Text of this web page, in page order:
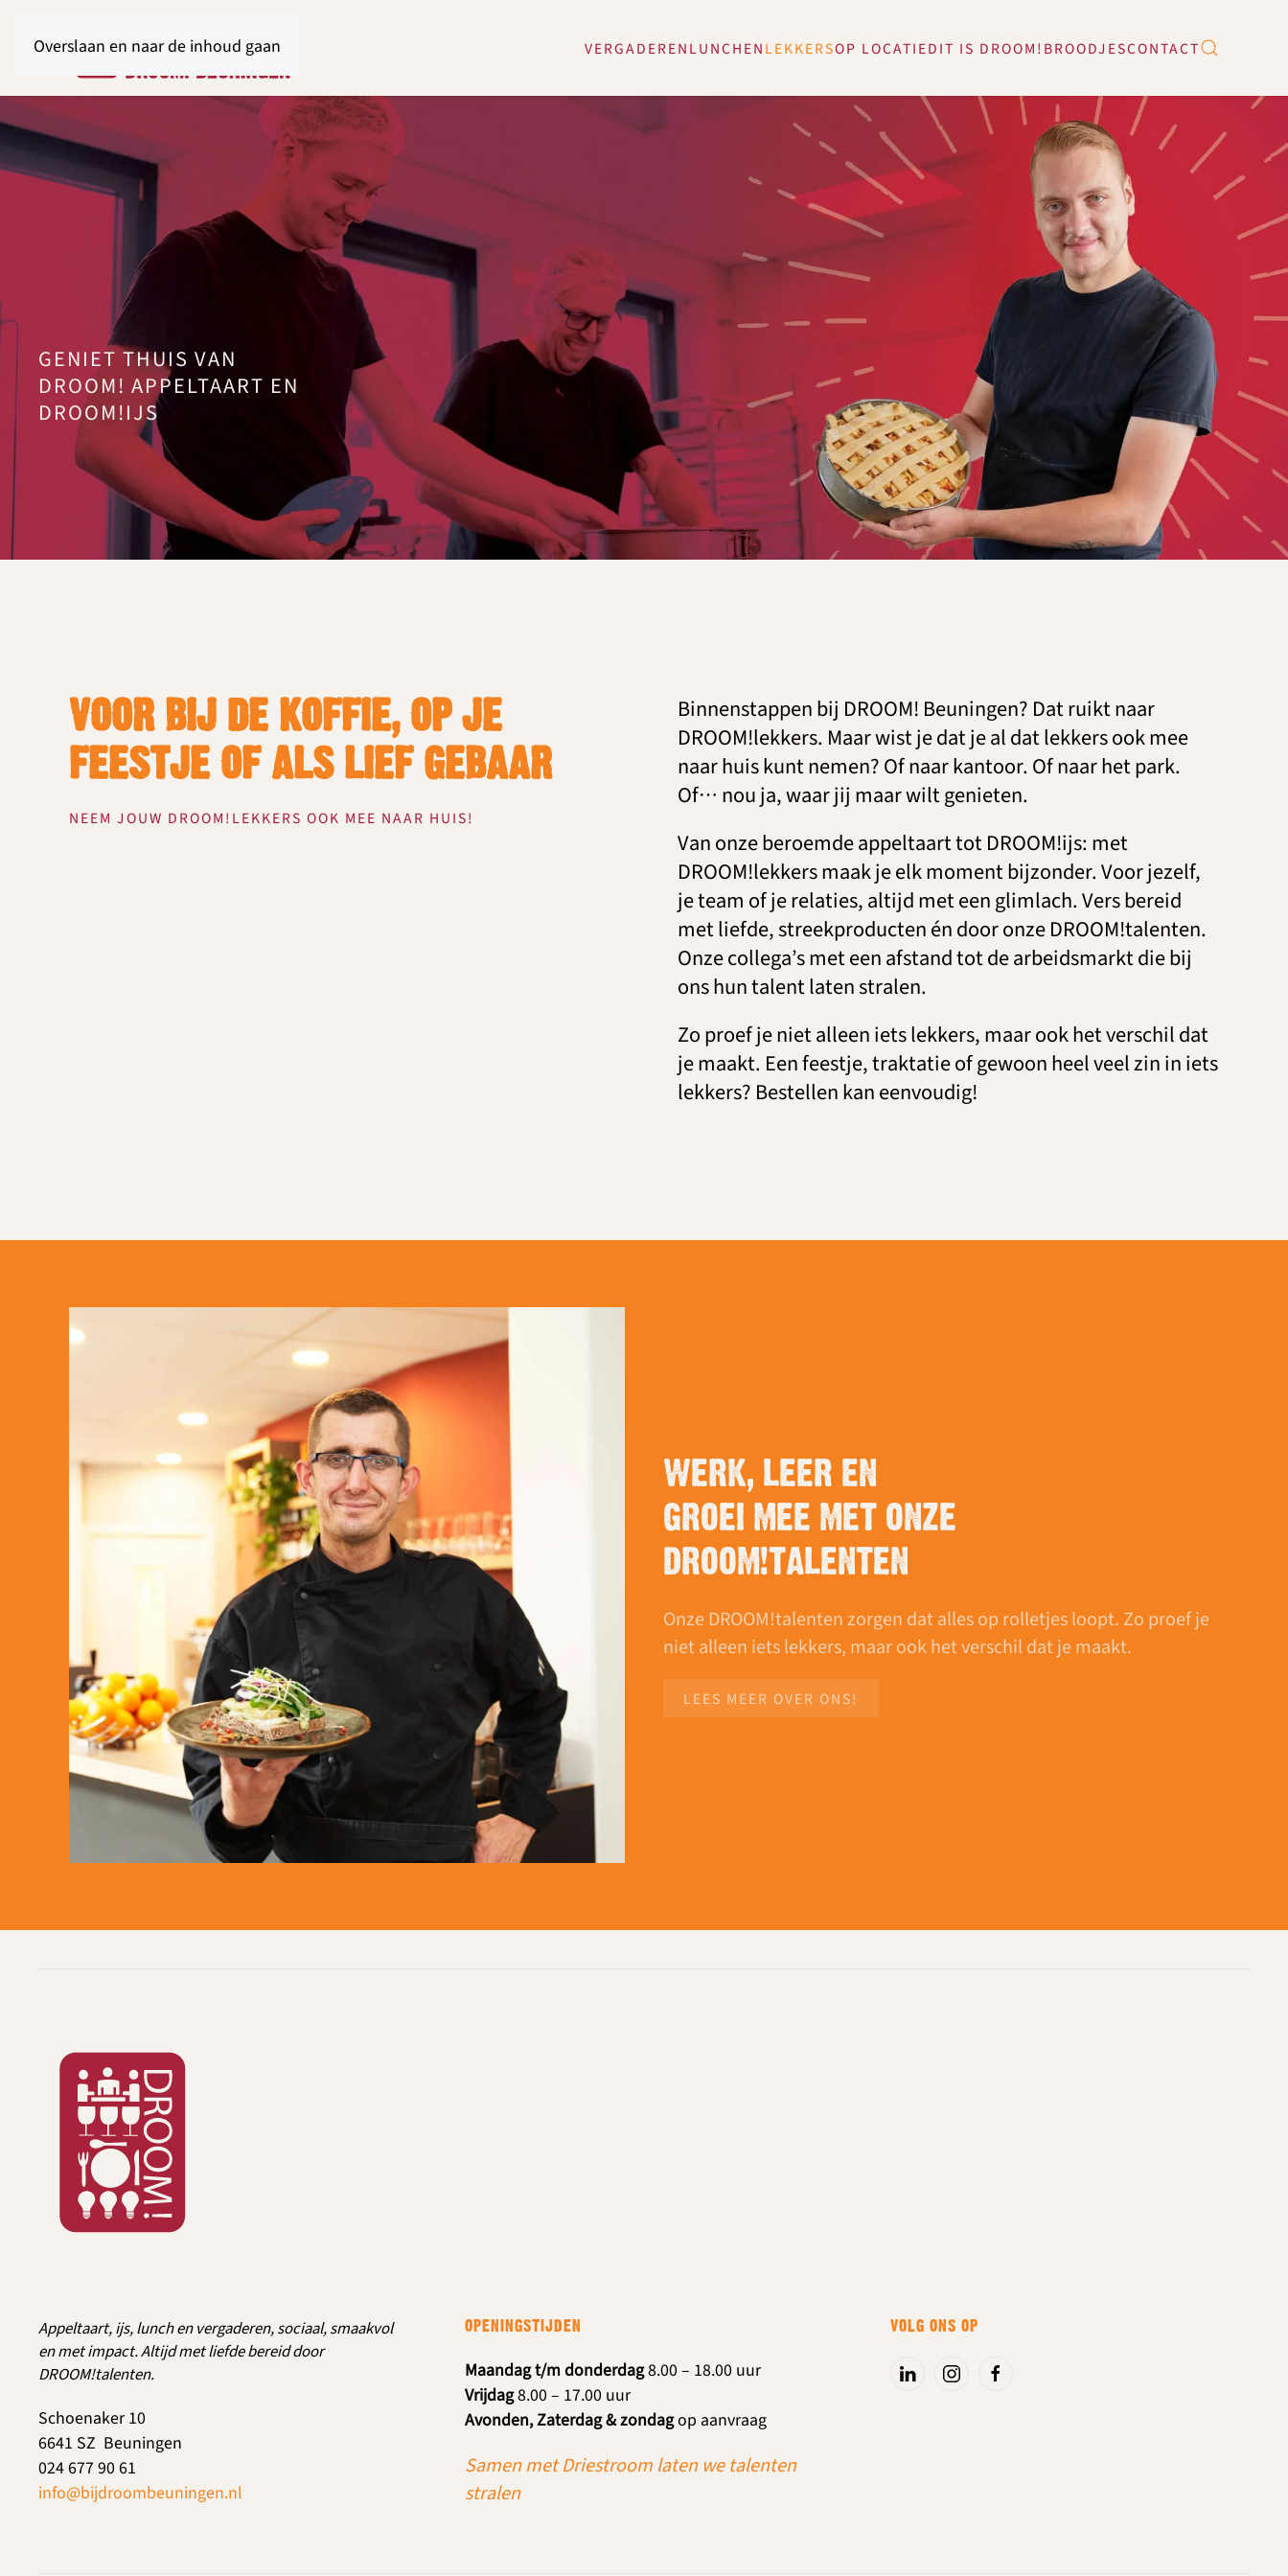
Overslaan en naar de inhoud gaan VERGADEREN LUNCHEN LEKKERSOP LOCATIEDIT IS DROOM! BROODJESCONTACT
GENIET THUIS VAN
DROOM! APPELTAART EN
DROOM!IJS
VOOR BIJ DE KOFFIE, OP JE
FEESTJE OF ALS LIEF GEBAAR
NEEM JOUW DROOM!LEKKERS OOK MEE NAAR HUIS!
Binnenstappen bij DROOM! Beuningen? Dat ruikt naar
DROOM!lekkers. Maar wist je dat je al dat lekkers ook mee
naar huis kunt nemen? Of naar kantoor. Of naar het park.
Of… nou ja, waar jij maar wilt genieten.
Van onze beroemde appeltaart tot DROOM!ijs: met
DROOM!lekkers maak je elk moment bijzonder. Voor jezelf,
je team of je relaties, altijd met een glimlach. Vers bereid
met liefde, streekproducten én door onze DROOM!talenten.
Onze collega’s met een afstand tot de arbeidsmarkt die bij
ons hun talent laten stralen.
Zo proef je niet alleen iets lekkers, maar ook het verschil dat
je maakt. Een feestje, traktatie of gewoon heel veel zin in iets
lekkers? Bestellen kan eenvoudig!
WERK, LEER EN
GROEI MEE MET ONZE
DROOM!TALENTEN
Onze DROOM!talenten zorgen dat alles op rolletjes loopt. Zo proef je
niet alleen iets lekkers, maar ook het verschil dat je maakt.
LEES MEER OVER ONS!
Appeltaart, ijs, lunch en vergaderen, sociaal, smaakvol
en met impact. Altijd met liefde bereid door
DROOM!talenten.
Schoenaker 10
6641 SZ Beuningen
024 677 90 61
info@bijdroombeuningen.nl
OPENINGSTIJDEN
Maandag t/m donderdag8.00 – 18.00 uur
Vrijdag8.00 – 17.00 uur
Avonden, Zaterdag & zondagop aanvraag
Samen met Driestroom laten we talenten
stralen
VOLG ONS OP